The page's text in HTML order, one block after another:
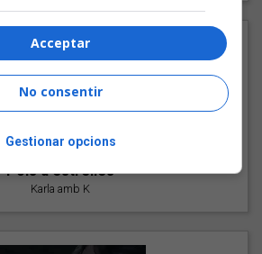
"Pols d'estrelles"
Karla amb K
Acceptar
No consentir
Gestionar opcions